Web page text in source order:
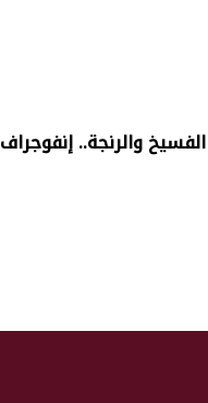
والرنجة.. إنفوجراف